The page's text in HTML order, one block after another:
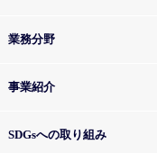
業務分野
事業紹介
SDGsへの取り組み